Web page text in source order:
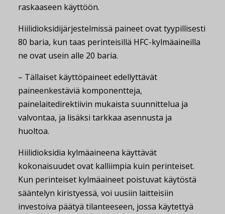
raskaaseen käyttöön.
Hiilidioksidijärjestelmissä paineet ovat tyypillisesti
80 baria, kun taas perinteisillä HFC-kylmäaineilla
ne ovat usein alle 20 baria.
– Tällaiset käyttöpaineet edellyttävät
paineenkestäviä komponentteja,
painelaitedirektiivin mukaista suunnittelua ja
valvontaa, ja lisäksi tarkkaa asennusta ja
huoltoa.
Hiilidioksidia kylmäaineena käyttävät
kokonaisuudet ovat kalliimpia kuin perinteiset.
Kun perinteiset kylmäaineet poistuvat käytöstä
sääntelyn kiristyessä, voi uusiin laitteisiin
investoiva päätyä tilanteeseen, jossa käytettyä